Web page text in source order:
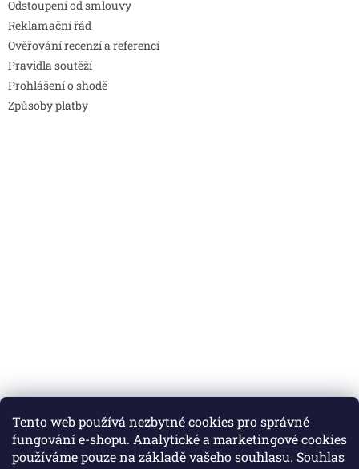
Tento web používá nezbytné cookies pro správné
fungování e-shopu. Analytické a marketingové cookies
používáme pouze na základě vašeho souhlasu. Souhlas
Odstoupení od smlouvy
Reklamační řád
Ověřování recenzí a referencí
Pravidla soutěží
Prohlášení o shodě
Způsoby platby